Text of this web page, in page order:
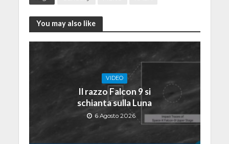
You may also like
VIDEO
Il razzo Falcon 9 si
schianta sulla Luna
6 Agosto 2026